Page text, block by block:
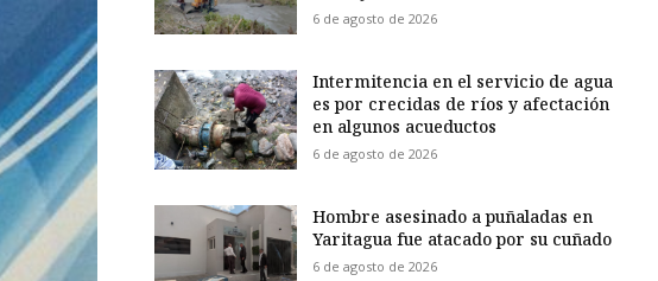
6 de agosto de 2026
Intermitencia en el servicio de agua
es por crecidas de ríos y afectación
en algunos acueductos
6 de agosto de 2026
Hombre asesinado a puñaladas en
Yaritagua fue atacado por su cuñado
6 de agosto de 2026